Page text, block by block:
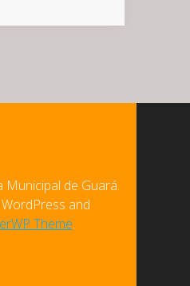
de Guará.
and
Theme.